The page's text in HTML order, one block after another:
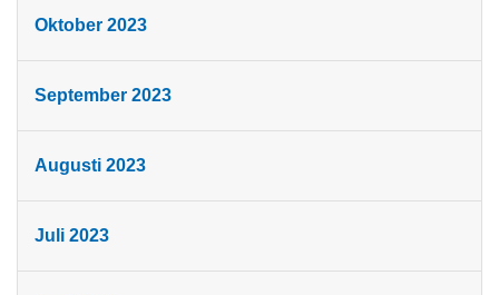
Oktober 2023
September 2023
Augusti 2023
Juli 2023